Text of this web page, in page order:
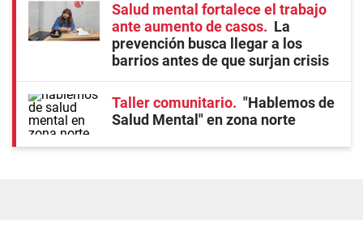
Salud mental fortalece el trabajo
ante aumento de casos
La
prevención busca llegar a los
barrios antes de que surjan crisis
Taller comunitario
"Hablemos de
Salud Mental" en zona norte